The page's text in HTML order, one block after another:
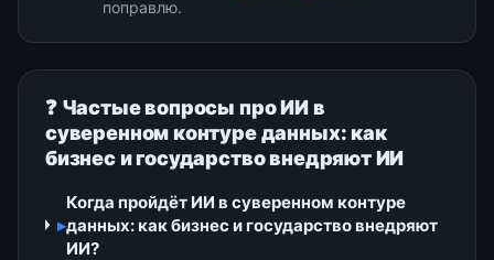
поправлю.
❓ Частые вопросы про ИИ в
суверенном контуре данных: как
бизнес и государство внедряют ИИ
▸
Когда пройдёт ИИ в суверенном контуре
данных: как бизнес и государство внедряют
ИИ?